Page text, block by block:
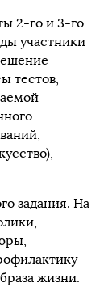
2-го и 3-го
участники
тестов,
задания. На
жизни.